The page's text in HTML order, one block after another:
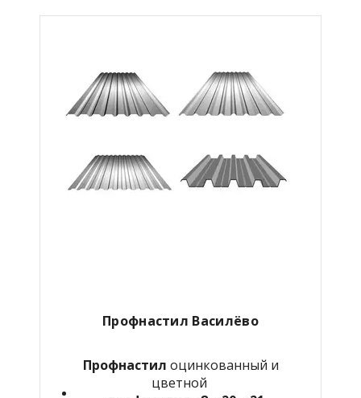
Профнастил Василёво
Профнастил оцинкованный и
цветной